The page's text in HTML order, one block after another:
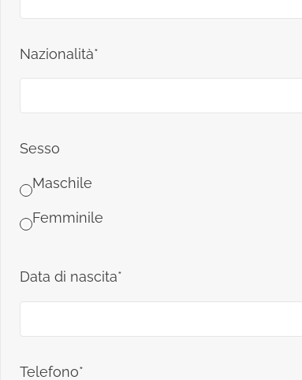
Nazionalità*
Sesso
Maschile
Femminile
Data di nascita*
Telefono*